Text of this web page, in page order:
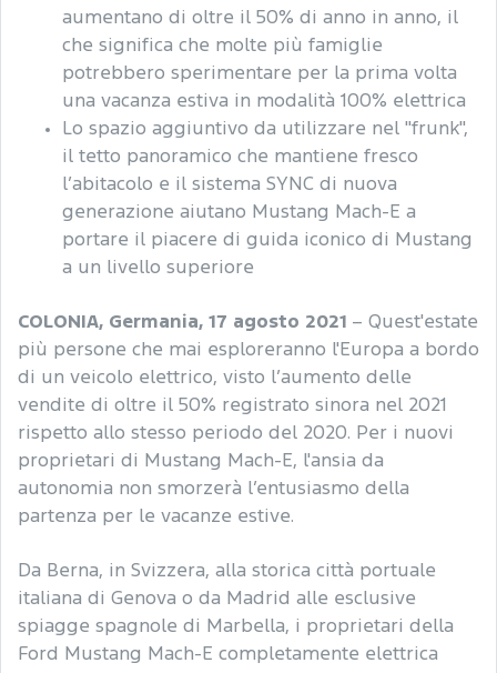
aumentano di oltre il 50% di anno in anno, il
che significa che molte più famiglie
potrebbero sperimentare per la prima volta
una vacanza estiva in modalità 100% elettrica
Lo spazio aggiuntivo da utilizzare nel "frunk",
il tetto panoramico che mantiene fresco
l’abitacolo e il sistema SYNC di nuova
generazione aiutano Mustang Mach-E a
portare il piacere di guida iconico di Mustang
a un livello superiore
COLONIA, Germania, 17 agosto 2021 – Quest'estate
più persone che mai esploreranno l'Europa a bordo
di un veicolo elettrico, visto l’aumento delle
vendite di oltre il 50% registrato sinora nel 2021
rispetto allo stesso periodo del 2020. Per i nuovi
proprietari di Mustang Mach-E, l'ansia da
autonomia non smorzerà l’entusiasmo della
partenza per le vacanze estive.
Da Berna, in Svizzera, alla storica città portuale
italiana di Genova o da Madrid alle esclusive
spiagge spagnole di Marbella, i proprietari della
Ford Mustang Mach-E completamente elettrica